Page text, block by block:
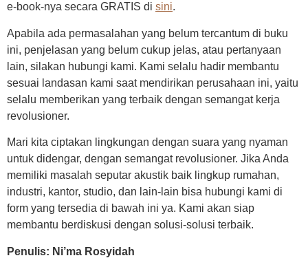
e-book-nya secara GRATIS di sini.
Apabila ada permasalahan yang belum tercantum di buku
ini, penjelasan yang belum cukup jelas, atau pertanyaan
lain, silakan hubungi kami. Kami selalu hadir membantu
sesuai landasan kami saat mendirikan perusahaan ini, yaitu
selalu memberikan yang terbaik dengan semangat kerja
revolusioner.
Mari kita ciptakan lingkungan dengan suara yang nyaman
untuk didengar, dengan semangat revolusioner. Jika Anda
memiliki masalah seputar akustik baik lingkup rumahan,
industri, kantor, studio, dan lain-lain bisa hubungi kami di
form yang tersedia di bawah ini ya. Kami akan siap
membantu berdiskusi dengan solusi-solusi terbaik.
Penulis: Ni’ma Rosyidah